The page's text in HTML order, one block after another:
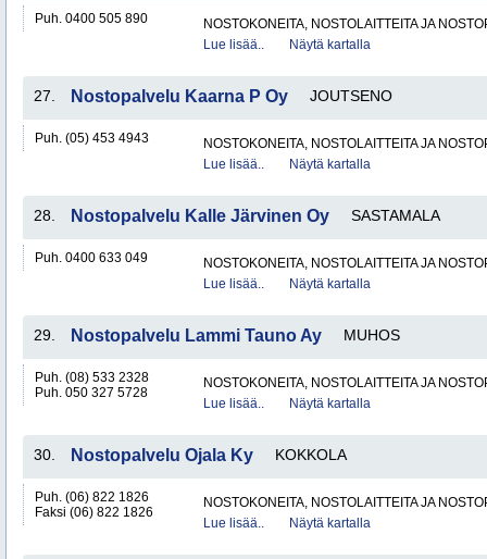
Puh. 0400 505 890
NOSTOKONEITA, NOSTOLAITTEITA JA
Lue lisää..
Näytä kartalla
27. Nostopalvelu Kaarna P Oy JOUTSENO
Puh. (05) 453 4943
NOSTOKONEITA, NOSTOLAITTEITA JA
Lue lisää..
Näytä kartalla
28. Nostopalvelu Kalle Järvinen Oy SASTAMALA
Puh. 0400 633 049
NOSTOKONEITA, NOSTOLAITTEITA JA
Lue lisää..
Näytä kartalla
29. Nostopalvelu Lammi Tauno Ay MUHOS
Puh. (08) 533 2328
Puh. 050 327 5728
NOSTOKONEITA, NOSTOLAITTEITA JA
Lue lisää..
Näytä kartalla
30. Nostopalvelu Ojala Ky KOKKOLA
Puh. (06) 822 1826
Faksi (06) 822 1826
NOSTOKONEITA, NOSTOLAITTEITA JA
Lue lisää..
Näytä kartalla